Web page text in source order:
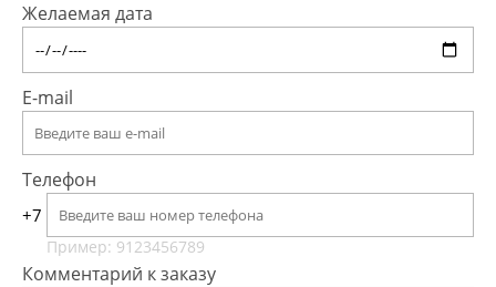
Желаемая дата
E-mail
Телефон
+7
Пример: 9123456789
Комментарий к заказу